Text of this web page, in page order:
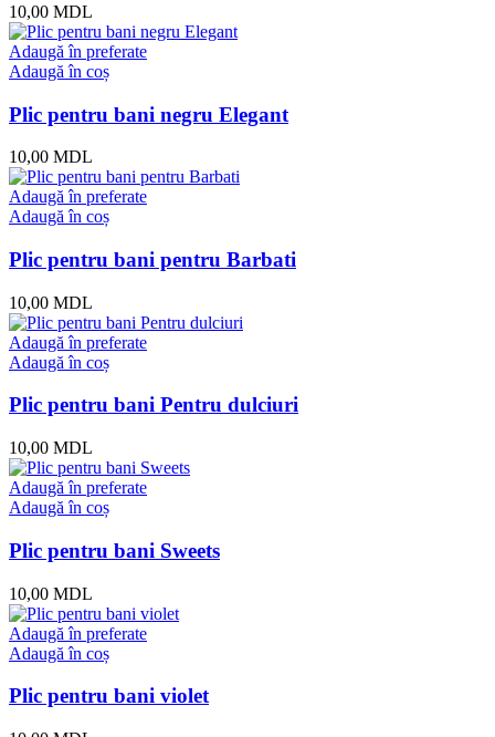
10,00 MDL
Adaugă în preferate
Adaugă în coș
Plic pentru bani negru Elegant
10,00 MDL
Adaugă în preferate
Adaugă în coș
Plic pentru bani pentru Barbati
10,00 MDL
Adaugă în preferate
Adaugă în coș
Plic pentru bani Pentru dulciuri
10,00 MDL
Adaugă în preferate
Adaugă în coș
Plic pentru bani Sweets
10,00 MDL
Adaugă în preferate
Adaugă în coș
Plic pentru bani violet